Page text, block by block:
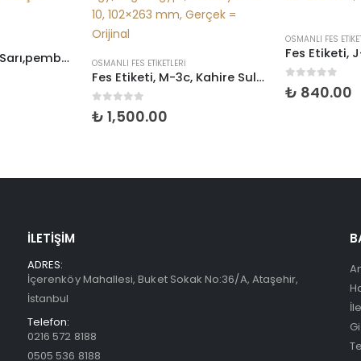
OSMANLI FES ETIKETLERI
5 üzerinden
₺840.00
OSMANLI FES
05 üzerinden
₺ 600.00
İLETIŞIM
ADRES:
İçerenköy Mahallesi, Buket Sokak No:36/A, Ataşehir,
İstanbul
Telefon:
0216 572 8188
0505 536 8188